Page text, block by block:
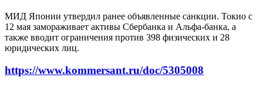
МИД Японии утвердил ранее объявленные санкции. Токио с
12 мая замораживает активы Сбербанка и Альфа-банка, а
также вводит ограничения против 398 физических и 28
юридических лиц.
https://www.kommersant.ru/doc/5305008